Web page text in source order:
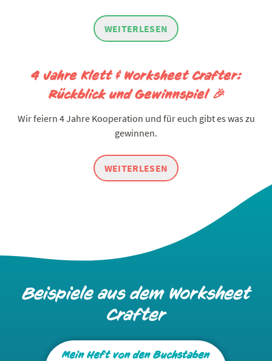
WEITERLESEN
4 Jahre Klett & Worksheet Crafter:
Rückblick und Gewinnspiel 🎉
Wir feiern 4 Jahre Kooperation und für euch gibt es was zu
gewinnen.
WEITERLESEN
Beispiele ausdem Worksheet
Crafter
Mein Heft von den Buchstaben